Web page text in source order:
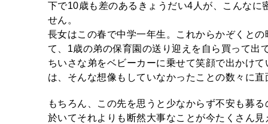
下で10歳も差のあるきょうだい4人が、こんな
せん。
長女はこの春で中学一年生。これからかぞくと
て、1歳の弟の保育園の送り迎えを自ら買って出
ちいさな弟をベビーカーに乗せて笑顔で出かけ
は、そんな想像もしていなかったことの数々に
もちろん、この先を思うと少なからず不安も募
於いてそれよりも断然大事なことが今たくさん